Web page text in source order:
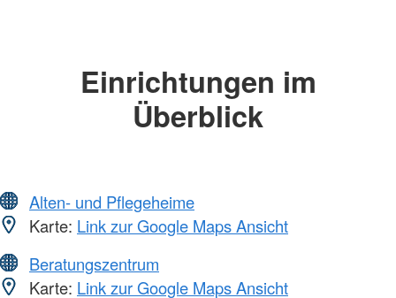
Einrichtungen im
Überblick
Alten- und Pflegeheime
Karte: Link zur Google Maps Ansicht
Beratungszentrum
Karte: Link zur Google Maps Ansicht